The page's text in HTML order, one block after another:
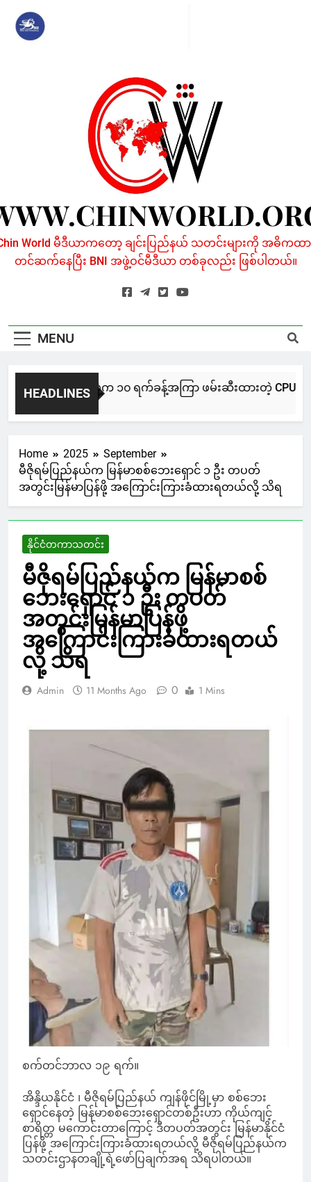
content
World မီဒီယာကတော့ ချင်းပြည်နယ် သတင်းများကို အဓိကထာ
တင်ဆက်နေပြီး BNI အဖွဲ့ဝင်မီဒီယာ တစ်ခုလည်း ဖြစ်ပါတယ်။
MENU
HEADLINES
NUG မကွေးအဖွဲ့က ၁၀ ရက်ခန့်အကြာ ဖမ်းဆီးထားတဲ့ CPU
1 Day Ago
Home 2025
September
မီဇိုရမ်ပြည်နယ်က မြန်မာစစ်ဘေးရှောင် ၁ ဦး တပတ်
အတွင်းမြန်မာပြန်ဖို့ အကြောင်းကြားခံထားရတယ်လို့ သိရ
နိုင်ငံတကာသတင်း
မီဇိုရမ်ပြည်နယ်က မြန်မာစစ်
ဘေးရှောင် ၁ ဦး တပတ်
အတွင်းမြန်မာပြန်ဖို့
အကြောင်းကြားခံထားရတယ်
လို့ သိရ
Admin 11 Months Ago 0 1 Mins
စက်တင်ဘာလ ၁၉ ရက်။
အိန္ဒိယနိုင်ငံ ၊ မီဇိုရမ်ပြည်နယ် ကျန်ဖိုင်မြို့မှာ စစ်ဘေး
ရှောင်နေတဲ့ မြန်မာစစ်ဘေးရှောင်တစ်ဦးဟာ ကိုယ်ကျင့်
စာရိတ္တ မကောင်းတာကြောင့် ဒီတပတ်အတွင်း မြန်မာနိုင်ငံ
ပြန်ဖို့ အကြောင်းကြားခံထားရတယ်လို့ မီဇိုရမ်ပြည်နယ်က
သတင်းဌာနတချို့ရဲ့ဖော်ပြချက်အရ သိရပါတယ်။